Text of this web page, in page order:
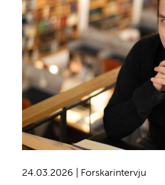
24.03.2026 | Forskarintervju